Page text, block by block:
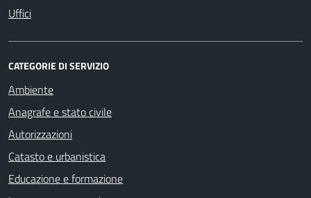
Uffici
CATEGORIE DI SERVIZIO
Ambiente
Anagrafe e stato civile
Autorizzazioni
Catasto e urbanistica
Educazione e formazione